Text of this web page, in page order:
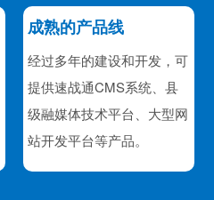
成熟的产品线
经过多年的建设和开发，可
提供速战通CMS系统、县
级融媒体技术平台、大型网
站开发平台等产品。